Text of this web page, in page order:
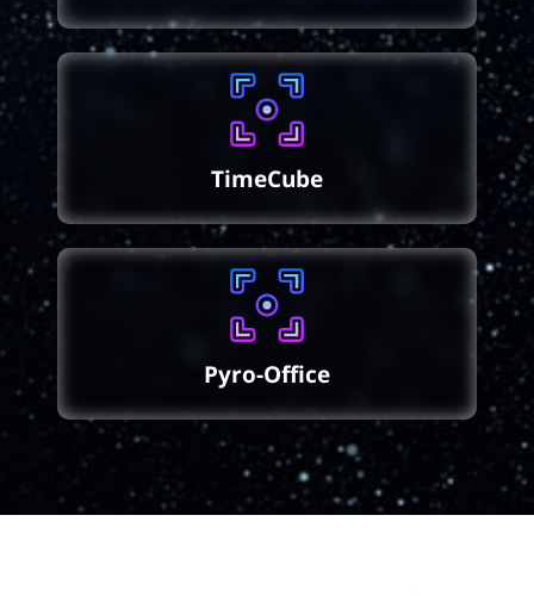
TimeCube
Pyro-Office